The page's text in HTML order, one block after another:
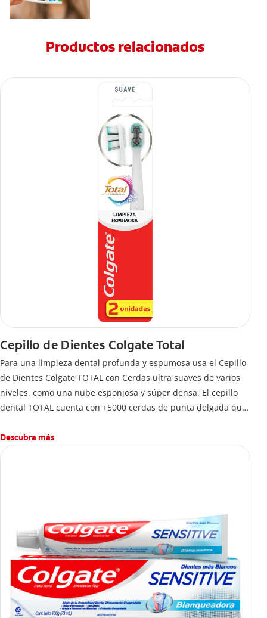
Productos relacionados
Cepillo de Dientes Colgate Total
Para una limpieza dental profunda y espumosa usa el Cepillo
de Dientes Colgate TOTAL con Cerdas ultra suaves de varios
niveles, como una nube esponjosa y súper densa. El cepillo
dental TOTAL cuenta con +5000 cerdas de punta delgada que
un cepillo normal.
Descubra más